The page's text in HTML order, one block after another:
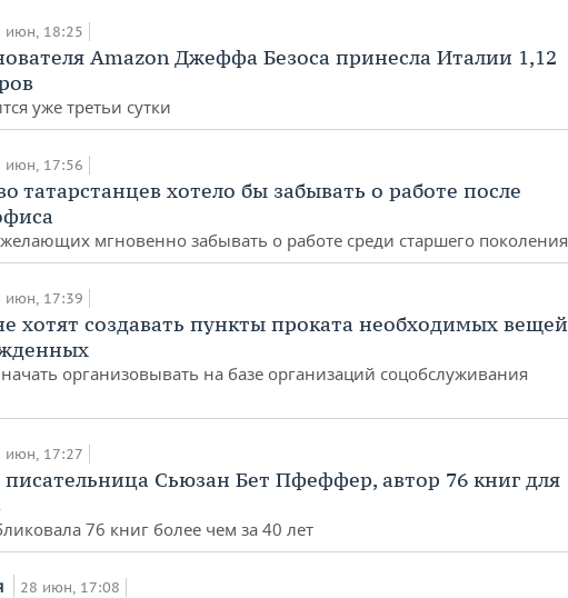
июн, 18:25
Amazon Джеффа Безоса принесла Италии 1,12
уже третьи сутки
июн, 17:56
татарстанцев хотело бы забывать о работе после
мгновенно забывать о работе среди старшего поколения
июн, 17:39
хотят создавать пункты проката необходимых вещей
организовывать на базе организаций соцобслуживания
июн, 17:27
писательница Сьюзан Бет Пфеффер, автор 76 книг для
76 книг более чем за 40 лет
28 июн, 17:08